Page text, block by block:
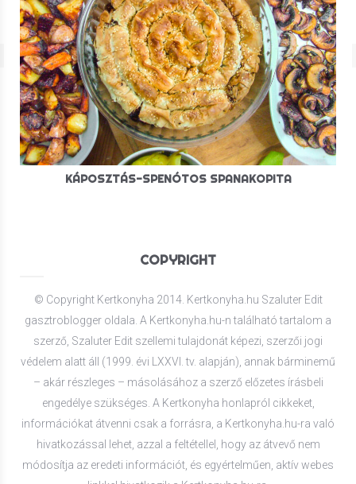
KÁPOSZTÁS-SPENÓTOS SPANAKOPITA
COPYRIGHT
© Copyright Kertkonyha 2014. Kertkonyha.hu Szaluter Edit
gasztroblogger oldala. A Kertkonyha.hu-n található tartalom a
szerző, Szaluter Edit szellemi tulajdonát képezi, szerzői jogi
védelem alatt áll (1999. évi LXXVI. tv. alapján), annak bárminemű
– akár részleges – másolásához a szerző előzetes írásbeli
engedélye szükséges. A Kertkonyha honlapról cikkeket,
információkat átvenni csak a forrásra, a Kertkonyha.hu-ra való
hivatkozással lehet, azzal a feltétellel, hogy az átvevő nem
módosítja az eredeti információt, és egyértelműen, aktív webes